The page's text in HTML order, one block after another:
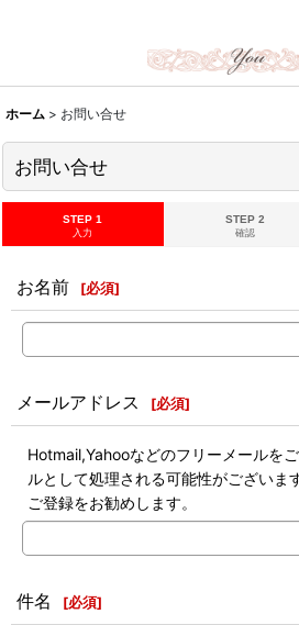
ホーム > お問い合せ
お問い合せ
STEP 1
入力
STEP 2
確認
お名前 [必須]
メールアドレス [必須]
Hotmail,Yahooなどのフリーメールを
ルとして処理される可能性がございま
ご登録をお勧めします。
件名 [必須]